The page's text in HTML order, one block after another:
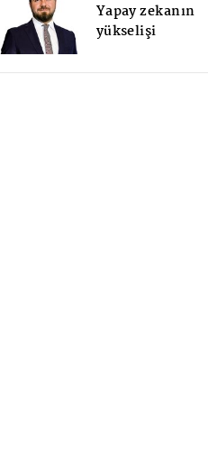
Yapay zekanın
yükselişi